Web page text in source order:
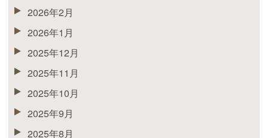
2026年2月
2026年1月
2025年12月
2025年11月
2025年10月
2025年9月
2025年8月